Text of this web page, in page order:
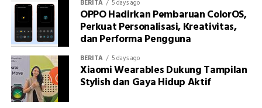
BERITA 5 days ago
OPPO Hadirkan Pembaruan ColorOS,
Perkuat Personalisasi, Kreativitas,
dan Performa Pengguna
BERITA 5 days ago
Xiaomi Wearables Dukung Tampilan
Stylish dan Gaya Hidup Aktif